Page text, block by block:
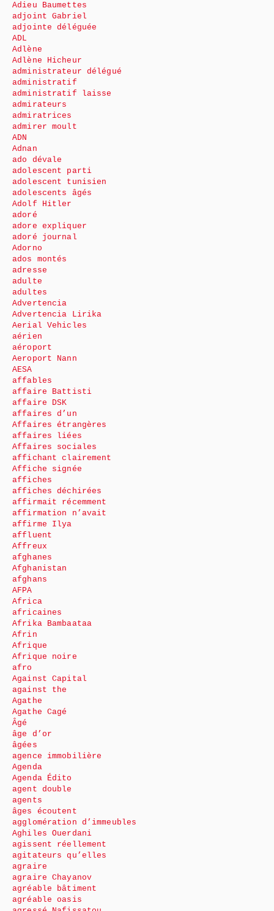
Adieu Baumettes
adjoint Gabriel
adjointe déléguée
ADL
Adlène
Adlène Hicheur
administrateur délégué
administratif
administratif laisse
admirateurs
admiratrices
admirer moult
ADN
Adnan
ado dévale
adolescent parti
adolescent tunisien
adolescents âgés
Adolf Hitler
adoré
adore expliquer
adoré journal
Adorno
ados montés
adresse
adulte
adultes
Advertencia
Advertencia Lirika
Aerial Vehicles
aérien
aéroport
Aeroport Nann
AESA
affables
affaire Battisti
affaire DSK
affaires d’un
Affaires étrangères
affaires liées
Affaires sociales
affichant clairement
Affiche signée
affiches
affiches déchirées
affirmait récemment
affirmation n’avait
affirme Ilya
affluent
Affreux
afghanes
Afghanistan
afghans
AFPA
Africa
africaines
Afrika Bambaataa
Afrin
Afrique
Afrique noire
afro
Against Capital
against the
Agathe
Agathe Cagé
Âgé
âge d’or
âgées
agence immobilière
Agenda
Agenda Édito
agent double
agents
âges écoutent
agglomération d’immeubles
Aghiles Ouerdani
agissent réellement
agitateurs qu’elles
agraire
agraire Chayanov
agréable bâtiment
agréable oasis